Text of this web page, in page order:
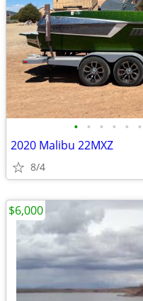
• • • • • •
2020 Malibu 22MXZ
8/4
$6,000